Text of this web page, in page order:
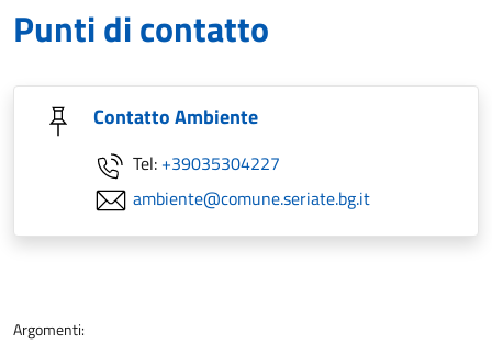
Punti di contatto
Contatto Ambiente
Tel: +39035304227
ambiente@comune.seriate.bg.it
Argomenti: